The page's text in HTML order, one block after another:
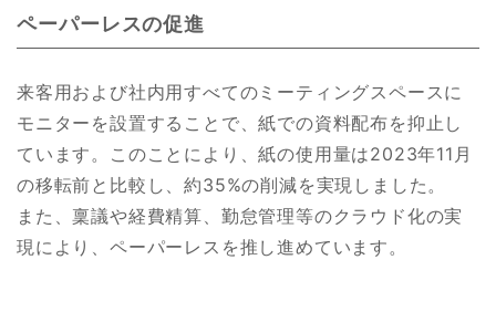
ペーパーレスの促進
来客用および社内用すべてのミーティングスペースに
モニターを設置することで、紙での資料配布を抑止し
ています。このことにより、紙の使用量は2023年11月
の移転前と比較し、約35%の削減を実現しました。
また、稟議や経費精算、勤怠管理等のクラウド化の実
現により、ペーパーレスを推し進めています。